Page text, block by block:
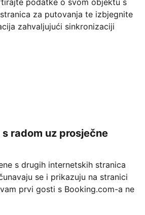
podatke o svom objektu s
za putovanja te izbjegnite
zahvaljujući sinkronizaciji
radom uz prosječne
s drugih internetskih stranica
se i prikazuju na stranici
prvi gosti s Booking.com-a ne